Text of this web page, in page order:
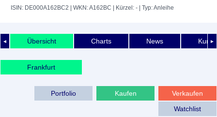
ISIN: DE000A162BC2 | WKN: A162BC | Kürzel: - | Typ: Anleihe
◄ ►
Übersicht Charts News
Frankfurt
Verkaufen
Kaufen
Portfolio
Watchlist